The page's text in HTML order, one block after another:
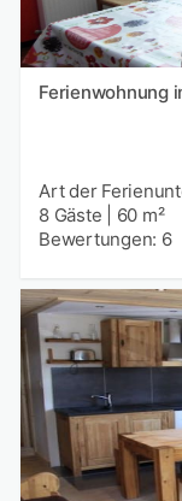
Ferienwohnung
Art der
8 Gäste
60 m²
Bewertungen: 6